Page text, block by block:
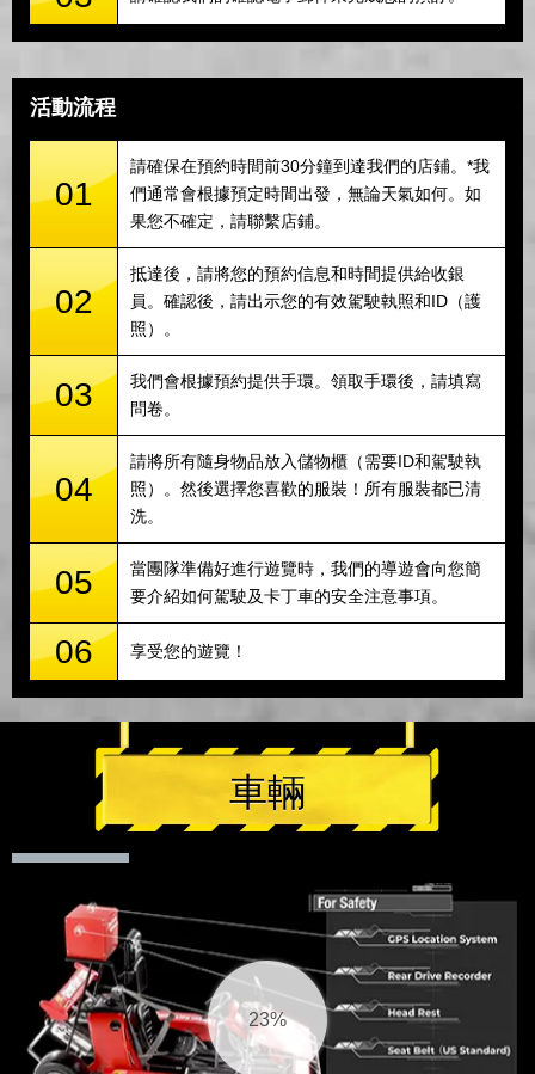
活動流程
01
請確保在預約時間前30分鐘到達我們的店鋪。*我
們通常會根據預定時間出發，無論天氣如何。如
果您不確定，請聯繫店鋪。
02
抵達後，請將您的預約信息和時間提供給收銀
員。確認後，請出示您的有效駕駛執照和ID（護
照）。
03
我們會根據預約提供手環。領取手環後，請填寫
問卷。
04
請將所有隨身物品放入儲物櫃（需要ID和駕駛執
照）。然後選擇您喜歡的服裝！所有服裝都已清
洗。
05
當團隊準備好進行遊覽時，我們的導遊會向您簡
要介紹如何駕駛及卡丁車的安全注意事項。
06 享受您的遊覽！
車輛
23%